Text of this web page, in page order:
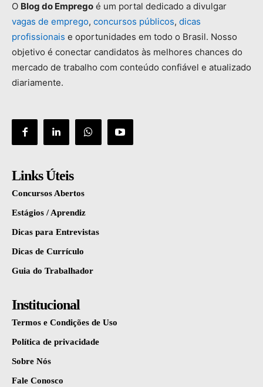
O Blog do Emprego é um portal dedicado a divulgar
vagas de emprego, concursos públicos, dicas
profissionais e oportunidades em todo o Brasil. Nosso
objetivo é conectar candidatos às melhores chances do
mercado de trabalho com conteúdo confiável e atualizado
diariamente.
Links Úteis
Concursos Abertos
Estágios / Aprendiz
Dicas para Entrevistas
Dicas de Currículo
Guia do Trabalhador
Institucional
Termos e Condições de Uso
Política de privacidade
Sobre Nós
Fale Conosco